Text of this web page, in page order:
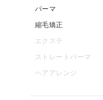
パーマ
縮毛矯正
エクステ
ストレートパーマ
ヘアアレンジ